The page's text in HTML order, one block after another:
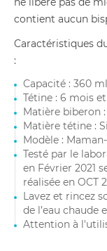
contient aucun
Caractéristiques
:
Capacité : 360 ml
Tétine : 6 mois
Matière biberon
Matière tétine :
Modèle :
Testé par le
en Février 2021
réalisée en OCT
Lavez et rincez
de l’eau chaude
Attention à